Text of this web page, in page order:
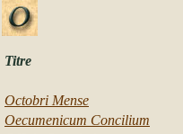
Titre
Octobri Mense
Oecumenicum Concilium